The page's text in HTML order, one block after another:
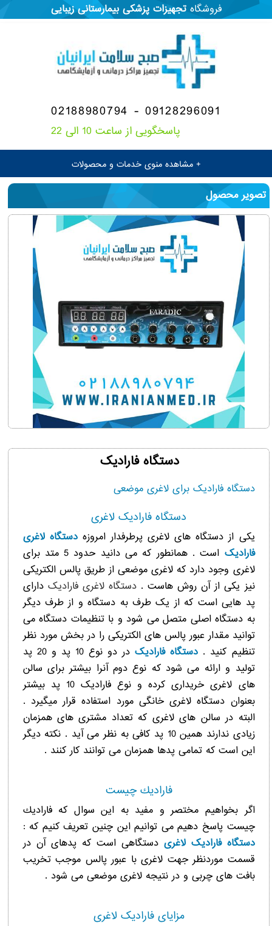
فروشگاهتجهیزات پزشکیبیمارستانیزیبایی
02188980794 - 09128296091
پاسخگویی از ساعت 10 الی 22
+ مشاهده منوی خدمات و محصولات
تصویر محصول
دستگاه فارادیک
دستگاه فارادیک برای لاغری موضعی
دستگاه فارادیک لاغری
یکی از دستگاه های لاغری پرطرفدار امروزهدستگاه لاغری
فارادیک
است . همانطور که می دانید حدود 5 متد برای
لاغری وجود دارد که لاغری موضعی از طریق پالس الکتریکی
نیز یکی از آن روش هاست .دستگاه لاغری فارادیک دارای
پد هایی است که از یک طرف به دستگاه و از طرف دیگر
به دستگاه اصلی متصل می شود و با تنظیمات دستگاه می
توانید مقدار عبور پالس های الکتریکی را در بخش مورد نظر
تنظیم کنید . دستگاه فارادیک
در دو نوع 10 پد و 20 پد
تولید و ارائه می شود که نوع دوم آنرا بیشتر برای سالن
های لاغری خریداری کرده و نوع فارادیک 10 پد بیشتر
بعنوان دستگاه لاغری خانگی مورد استفاده قرار میگیرد .
البته در سالن های لاغری که تعداد مشتری های همزمان
زیادی ندارند همین 10 پد کافی به نظر می آید . نکته دیگر
این است که تمامی پدها همزمان می توانند کار کنند .
فاراديك چيست
اگر بخواهیم مختصر و مفید به این سوال که فاراديك
چيست پاسخ دهیم می توانیم این چنین تعریف کنیم که :
دستگاه فارادیک لاغری دستگاهی است که پدهای آن در
قسمت موردنظر جهت لاغری با عبور پالس موجب تخریب
بافت های چربی و در نتیجه لاغری موضعی می شود .
مزایای فارادیک لاغری